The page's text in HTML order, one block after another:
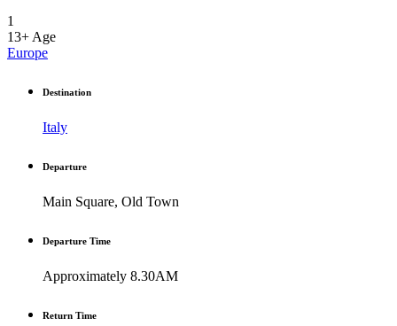
1
13+Age
Europe
Destination
Italy
Departure
Main Square, Old Town
Departure Time
Approximately 8.30AM
Return Time